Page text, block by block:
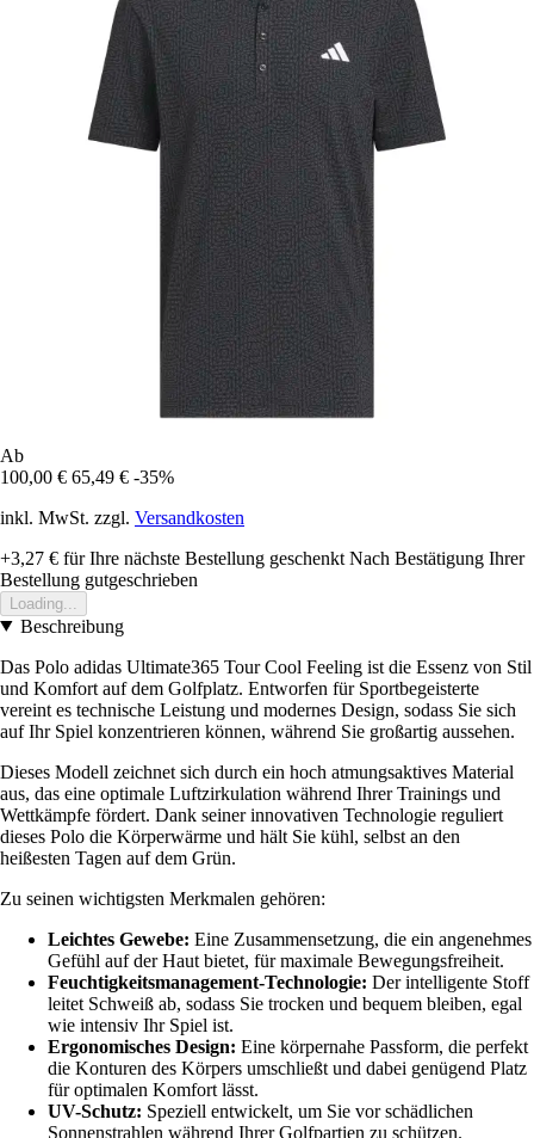
Ab
100,00 € 65,49 € -35%
inkl. MwSt. zzgl. Versandkosten
+3,27 € für Ihre nächste Bestellung geschenkt Nach Bestätigung Ihrer
Bestellung gutgeschrieben
Loading...
Beschreibung
Das Polo adidas Ultimate365 Tour Cool Feeling ist die Essenz von Stil
und Komfort auf dem Golfplatz. Entworfen für Sportbegeisterte
vereint es technische Leistung und modernes Design, sodass Sie sich
auf Ihr Spiel konzentrieren können, während Sie großartig aussehen.
Dieses Modell zeichnet sich durch ein hoch atmungsaktives Material
aus, das eine optimale Luftzirkulation während Ihrer Trainings und
Wettkämpfe fördert. Dank seiner innovativen Technologie reguliert
dieses Polo die Körperwärme und hält Sie kühl, selbst an den
heißesten Tagen auf dem Grün.
Zu seinen wichtigsten Merkmalen gehören:
Leichtes Gewebe: Eine Zusammensetzung, die ein angenehmes
Gefühl auf der Haut bietet, für maximale Bewegungsfreiheit.
Feuchtigkeitsmanagement-Technologie: Der intelligente Stoff
leitet Schweiß ab, sodass Sie trocken und bequem bleiben, egal
wie intensiv Ihr Spiel ist.
Ergonomisches Design: Eine körpernahe Passform, die perfekt
die Konturen des Körpers umschließt und dabei genügend Platz
für optimalen Komfort lässt.
UV-Schutz: Speziell entwickelt, um Sie vor schädlichen
Sonnenstrahlen während Ihrer Golfpartien zu schützen.